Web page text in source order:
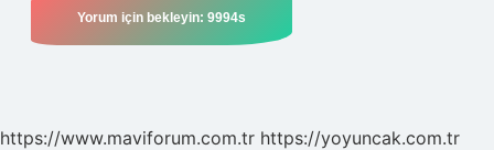
https://www.maviforum.com.tr https://yoyuncak.com.tr